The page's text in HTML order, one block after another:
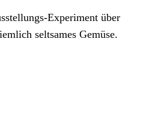
Experiment über
seltsames Gemüse.